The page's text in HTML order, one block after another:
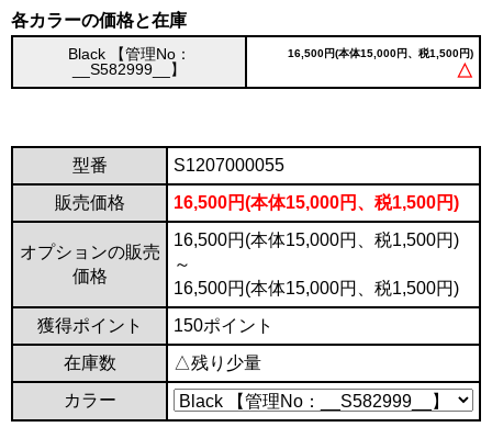
各カラーの価格と在庫
Black 【管理No：
__S582999__】
16,500円(本体15,000円、税1,500円)
△
型番
S1207000055
販売価格
16,500円(本体15,000円、税1,500円)
オプションの販売
価格
16,500円(本体15,000円、税1,500円)
～
16,500円(本体15,000円、税1,500円)
獲得ポイント
150ポイント
在庫数
△残り少量
カラー